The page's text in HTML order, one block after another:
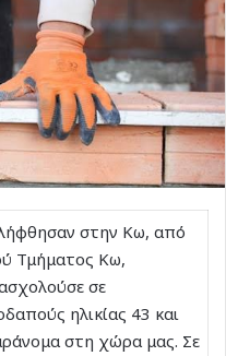
στην Κω, από
Τμήματος Κω,
σε
ηλικίας 43 και
στη χώρα μας. Σε